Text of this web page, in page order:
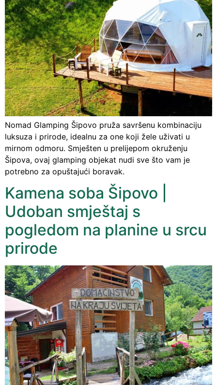
Nomad Glamping Šipovo pruža savršenu kombinaciju
luksuza i prirode, idealnu za one koji žele uživati u
mirnom odmoru. Smješten u prelijepom okruženju
Šipova, ovaj glamping objekat nudi sve što vam je
potrebno za opuštajući boravak.
Kamena soba Šipovo |
Udoban smještaj s
pogledom na planine u srcu
prirode